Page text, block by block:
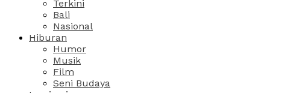
Terkini
Bali
Nasional
Hiburan
Humor
Musik
Film
Seni Budaya